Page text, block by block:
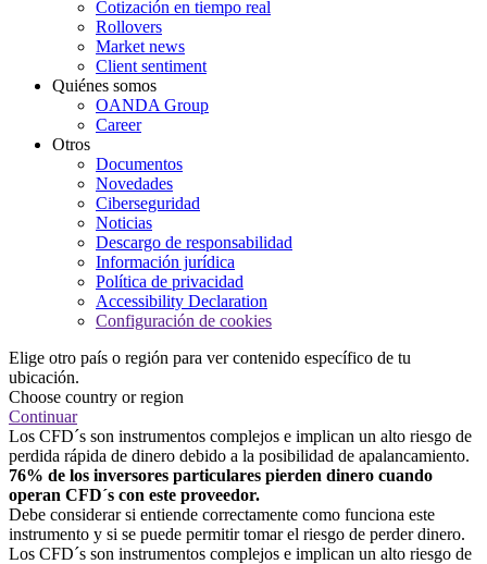
Cotización en tiempo real
Rollovers
Market news
Client sentiment
Quiénes somos
OANDA Group
Career
Otros
Documentos
Novedades
Ciberseguridad
Noticias
Descargo de responsabilidad
Información jurídica
Política de privacidad
Accessibility Declaration
Configuración de cookies
Elige otro país o región para ver contenido específico de tu
ubicación.
Choose country or region
Continuar
Los CFD´s son instrumentos complejos e implican un alto riesgo de
perdida rápida de dinero debido a la posibilidad de apalancamiento.
76% de los inversores particulares pierden dinero cuando
operan CFD´s con este proveedor.
Debe considerar si entiende correctamente como funciona este
instrumento y si se puede permitir tomar el riesgo de perder dinero.
Los CFD´s son instrumentos complejos e implican un alto riesgo de